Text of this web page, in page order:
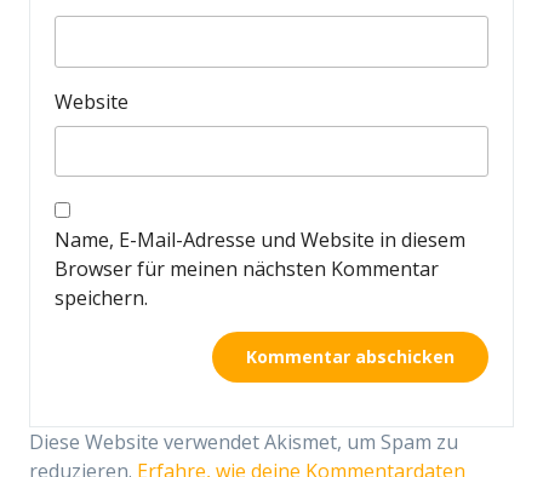
Website
Name, E-Mail-Adresse und Website in diesem
Browser für meinen nächsten Kommentar
speichern.
Diese Website verwendet Akismet, um Spam zu
reduzieren. Erfahre, wie deine Kommentardaten